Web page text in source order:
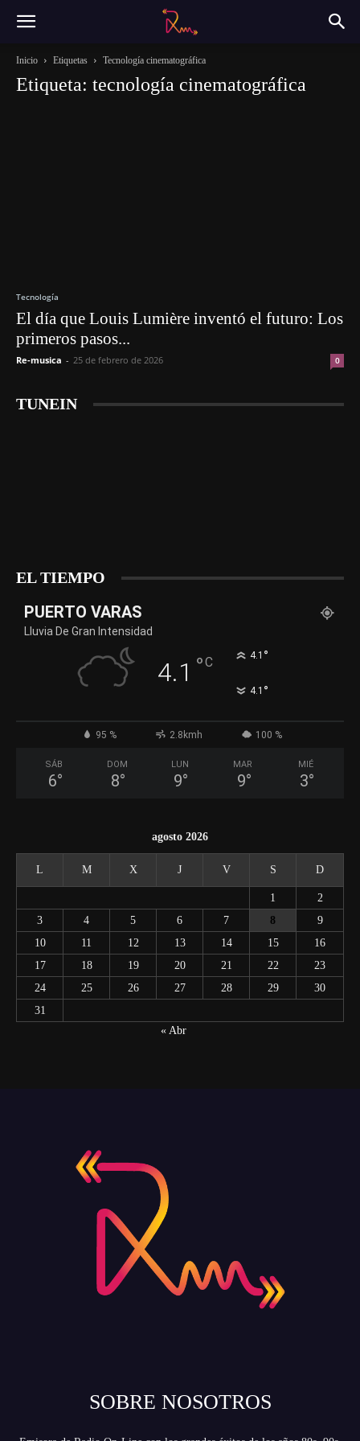
Inicio Etiquetas Tecnología cinematográfica
Etiqueta: tecnología cinematográfica
Tecnología
El día que Louis Lumière inventó el futuro: Los
primeros pasos...
Re-musica - 25 de febrero de 2026 0
TUNEIN
EL TIEMPO
PUERTO VARAS
Lluvia De Gran Intensidad
4.1 °C 4.1 °
4.1 °
95 % 2.8kmh 100 %
SÁB
6°
DOM
8°
LUN
9°
MAR
9°
MIÉ
3°
agosto 2026
L M X J V S D
1
2
3
4 5 6 7 8
9
10
11 12 13 14 15
16
17
18 19 20 21 22
23
24
25 26 27 28 29
30
31
« Abr
SOBRE NOSOTROS